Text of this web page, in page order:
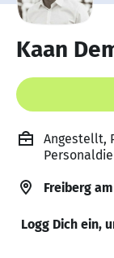
Kaan
Angestellt,
Freiberg
Logg Dich ein,